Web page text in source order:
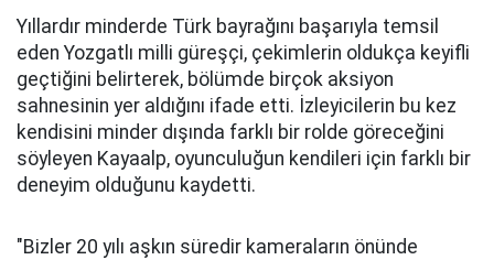
Yıllardır minderde Türk bayrağını başarıyla temsil
eden Yozgatlı milli güreşçi, çekimlerin oldukça keyifli
geçtiğini belirterek, bölümde birçok aksiyon
sahnesinin yer aldığını ifade etti. İzleyicilerin bu kez
kendisini minder dışında farklı bir rolde göreceğini
söyleyen Kayaalp, oyunculuğun kendileri için farklı bir
deneyim olduğunu kaydetti.
"Bizler 20 yılı aşkın süredir kameraların önünde